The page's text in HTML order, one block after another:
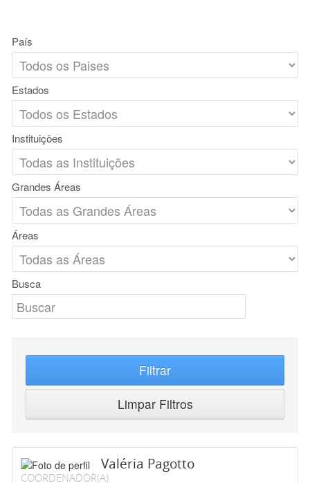
País
Estados
Instituições
Grandes Áreas
Áreas
Busca
Filtrar
Limpar Filtros
Valéria Pagotto
COORDENADOR(A)